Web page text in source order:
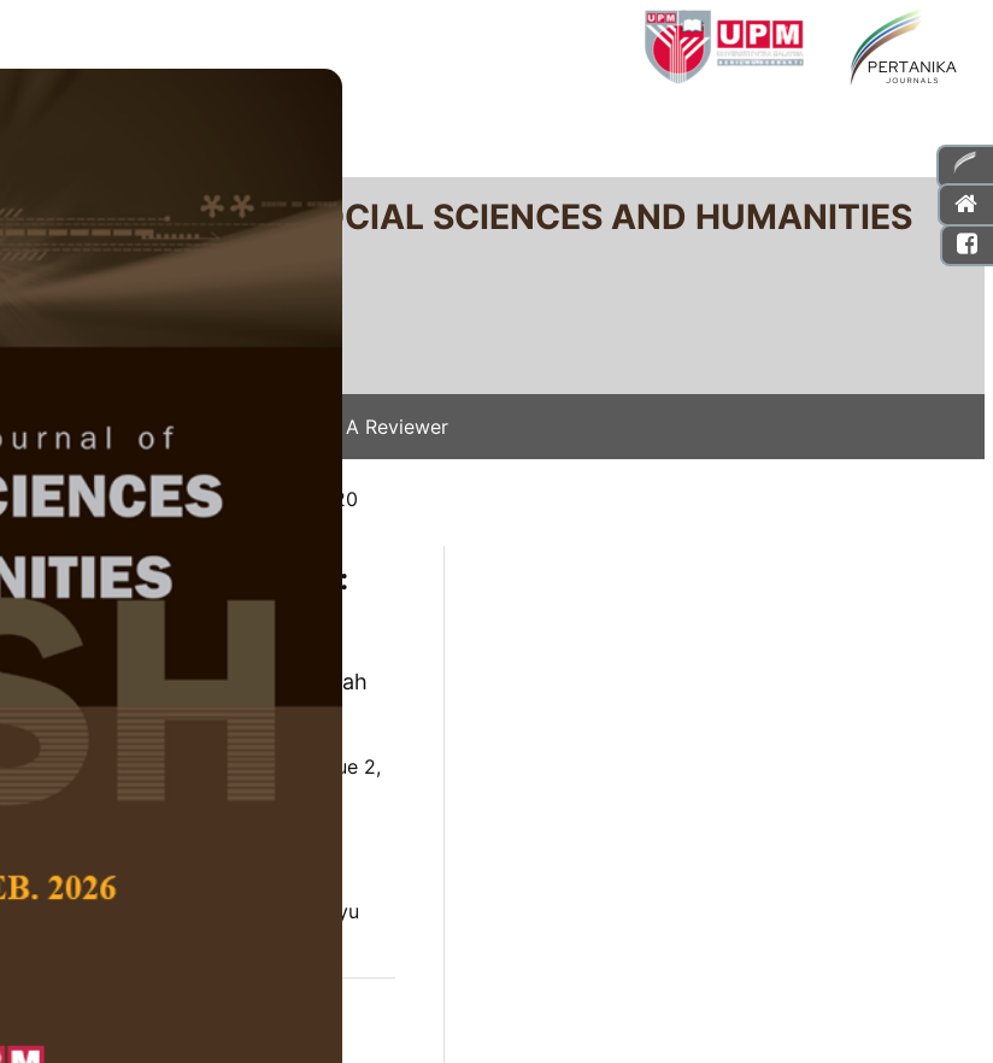
JOURNAL OF SOCIAL SCIENCES AND HUMANITIES
Submit Your Manuscript Become A Reviewer
29 (2) Jun. 2021 / JSSH-7744-2020
dan Persuratan Baru:
Tentang Sambutan
Zariat Abdul Rani dan Salmah
and Humanities,
Volume 29, Issue 2,
moden, Mohd. Affandi Hassan,
sastera, tradisi persuratan Melayu